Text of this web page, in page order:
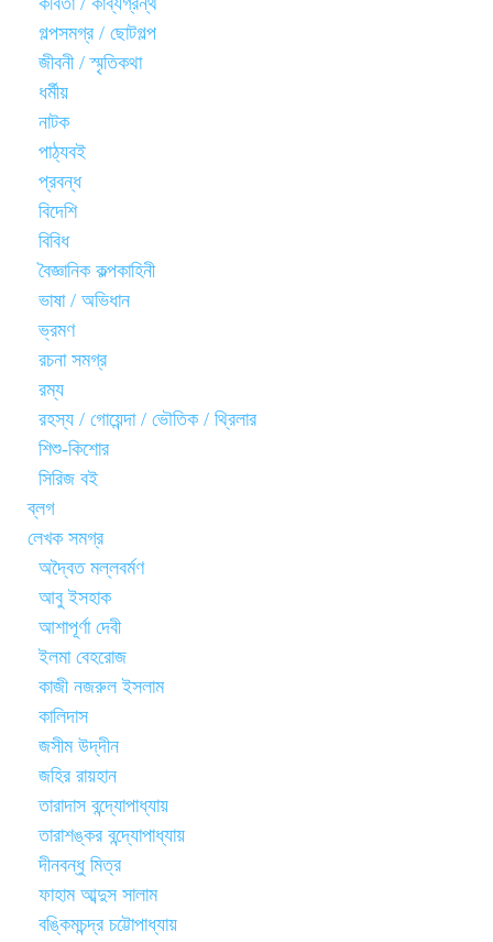
গল্পসমগ্র / ছোটগল্প
জীবনী / স্মৃতিকথা
ধর্মীয়
নাটক
পাঠ্যবই
প্রবন্ধ
বিদেশি
বিবিধ
বৈজ্ঞানিক কল্পকাহিনী
ভাষা / অভিধান
ভ্রমণ
রচনা সমগ্র
রম্য
রহস্য / গোয়েন্দা / ভৌতিক / থ্রিলার
শিশু-কিশোর
সিরিজ বই
ব্লগ
লেখক সমগ্র
অদ্বৈত মল্লবর্মণ
আবু ইসহাক
আশাপূর্ণা দেবী
ইলমা বেহরোজ
কাজী নজরুল ইসলাম
কালিদাস
জসীম উদ্‌দীন
জহির রায়হান
তারাদাস বন্দ্যোপাধ্যায়
তারাশঙ্কর বন্দ্যোপাধ্যায়
দীনবন্ধু মিত্র
ফাহাম আব্দুস সালাম
বঙ্কিমচন্দ্র চট্টোপাধ্যায়